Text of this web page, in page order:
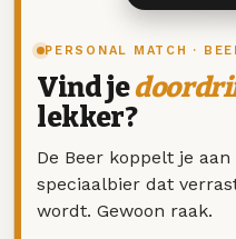
PERSONAL MATCH ·
Vind je
lekker?
De Beer koppelt je
speciaalbier dat
wordt. Gewoon raak.